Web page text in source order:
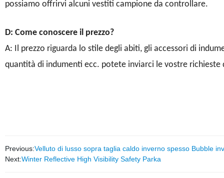
possiamo offrirvi alcuni vestiti campione da controllare.
D: Come conoscere il prezzo?
A: Il prezzo riguarda lo stile degli abiti, gli accessori di
quantità di indumenti ecc. potete inviarci le vostre
Previous:Velluto di lusso sopra taglia caldo inverno spesso Bubble
Next:Winter Reflective High Visibility Safety Parka